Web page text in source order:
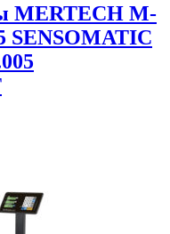
MERTECH M-
SENSOMATIC